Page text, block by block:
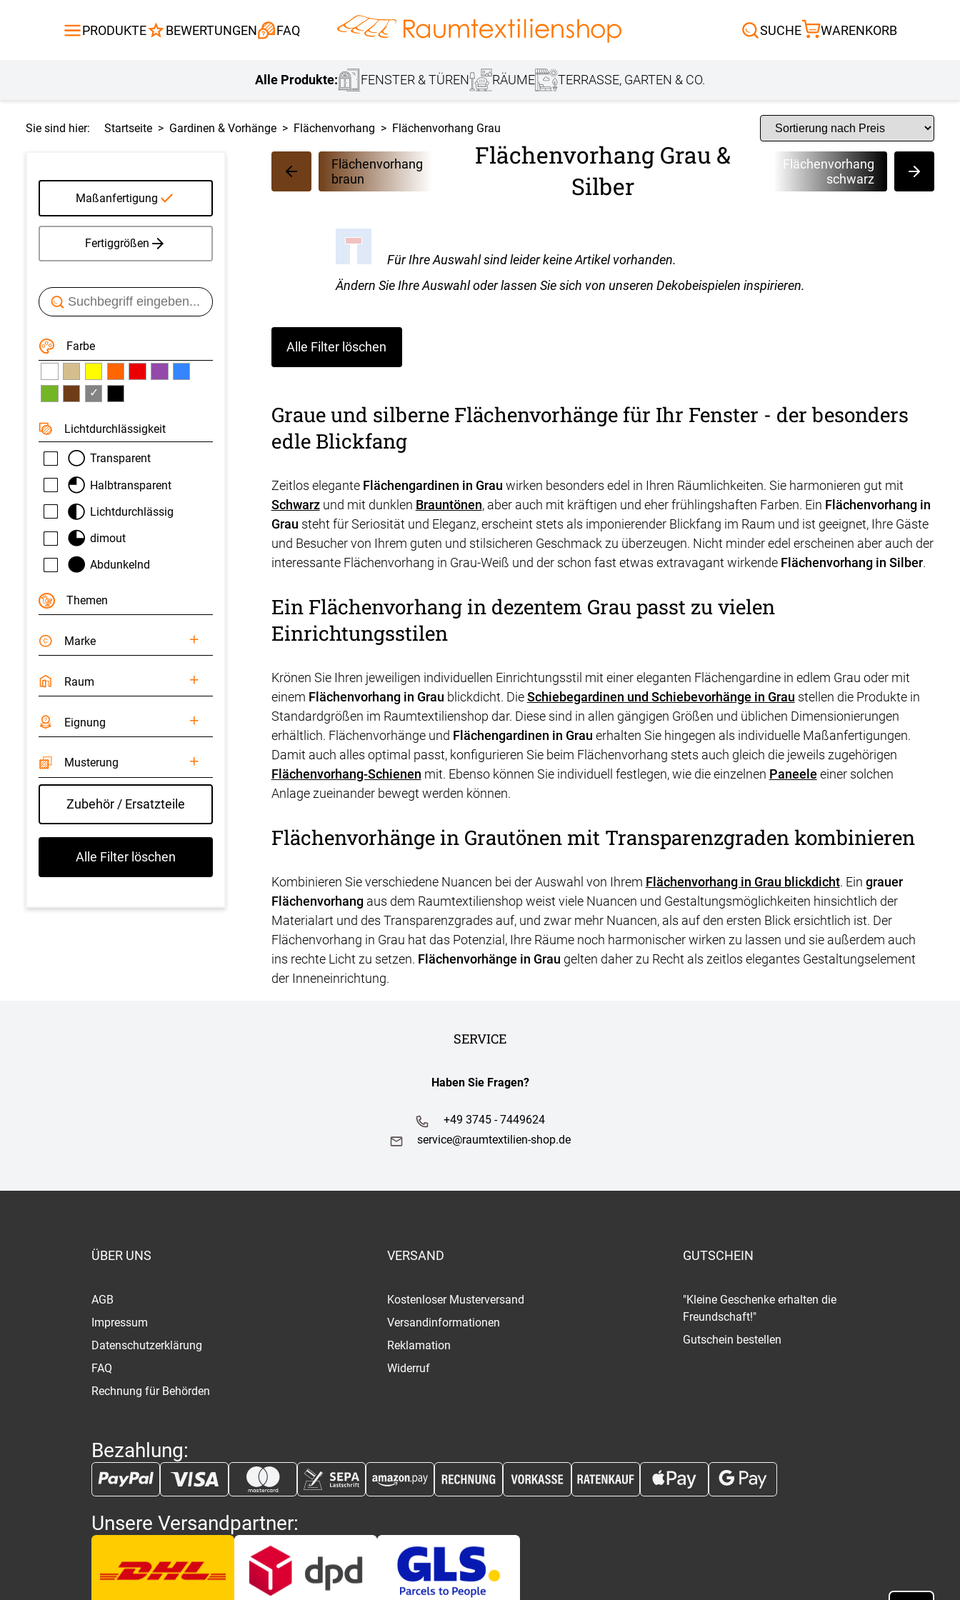
PRODUKTE BEWERTUNGEN FAQ SUCHE WARENKORB
Alle Produkte: FENSTER & TÜREN
Gardinen Flächenvorhang Lamellenvorhang Jalousie Scheibengardinen
RÄUME TERRASSE, GARTEN & CO.
Sie sind hier: Startseite Gardinen & Vorhänge Flächenvorhang Flächenvorhang Grau
Maßanfertigung
Fertiggrößen
Farbe
✓
Licht­durchlässigkeit
Transparent
Halbtransparent
Lichtdurchlässig
dimout
Abdunkelnd
Themen
Marke
Raum
Eignung
Musterung
Zubehör / Ersatzteile
Alle Filter löschen
Flächenvorhang
braun
Flächenvorhang Grau &
Silber
Flächenvorhang
schwarz
Für Ihre Auswahl sind leider keine Artikel vorhanden.
Ändern Sie Ihre Auswahl oder lassen Sie sich von unseren Dekobeispielen inspirieren.
Alle Filter löschen
Graue und silberne Flächenvorhänge für Ihr Fenster - der besonders
edle Blickfang
Zeitlos elegante Flächengardinen in Grau wirken besonders edel in Ihren Räumlichkeiten. Sie harmonieren gut mit
Schwarzund mit dunklen Brauntönen, aber auch mit kräftigen und eher frühlingshaften Farben. Ein Flächenvorhang in
Grau steht für Seriosität und Eleganz, erscheint stets als imponierender Blickfang im Raum und ist geeignet, Ihre Gäste
und Besucher von Ihrem guten und stilsicheren Geschmack zu überzeugen. Nicht minder edel erscheinen aber auch der
interessante Flächenvorhang in Grau-Weiß und der schon fast etwas extravagant wirkende Flächenvorhang in Silber.
Ein Flächenvorhang in dezentem Grau passt zu vielen
Einrichtungsstilen
Krönen Sie Ihren jeweiligen individuellen Einrichtungsstil mit einer eleganten Flächengardine in edlem Grau oder mit
einem Flächenvorhang in Grau blickdicht. DieSchiebegardinen und Schiebevorhänge in Grau stellen die Produkte in
Standardgrößen im Raumtextilienshop dar. Diese sind in allen gängigen Größen und üblichen Dimensionierungen
erhältlich. Flächenvorhänge und Flächengardinen in Grau erhalten Sie hingegen als individuelle Maßanfertigungen.
Damit auch alles optimal passt, konfigurieren Sie beim Flächenvorhang stets auch gleich die jeweils zugehörigen
Flächenvorhang-Schienen mit. Ebenso können Sie individuell festlegen, wie die einzelnen Paneele einer solchen
Anlage zueinander bewegt werden können.
Flächenvorhänge in Grautönen mit Transparenzgraden kombinieren
Kombinieren Sie verschiedene Nuancen bei der Auswahl von Ihrem Flächenvorhang in Grau blickdicht. Ein grauer
Flächenvorhangaus dem Raumtextilienshop weist viele Nuancen und Gestaltungsmöglichkeiten hinsichtlich der
Materialart und des Transparenzgrades auf, und zwar mehr Nuancen, als auf den ersten Blick ersichtlich ist. Der
Flächenvorhang in Grau hat das Potenzial, Ihre Räume noch harmonischer wirken zu lassen und sie außerdem auch
ins rechte Licht zu setzen. Flächenvorhänge in Grau gelten daher zu Recht als zeitlos elegantes Gestaltungselement
der Inneneinrichtung.
SERVICE
Haben Sie Fragen?
+49 3745 - 7449624
service@raumtextilien-shop.de
ÜBER UNS
AGB
Impressum
Datenschutzerklärung
FAQ
Rechnung für Behörden
VERSAND
Kostenloser Musterversand
Versandinformationen
Reklamation
Widerruf
GUTSCHEIN
"Kleine Geschenke erhalten die
Freundschaft!"
Gutschein bestellen
Bezahlung:
Unsere Versandpartner: